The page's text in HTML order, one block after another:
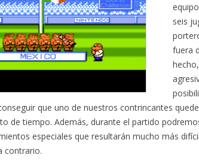
seis
fuera
que uno de nuestros contrincantes
de tiempo. Además, durante el partido
especiales que resultarán mucho más
contrario.